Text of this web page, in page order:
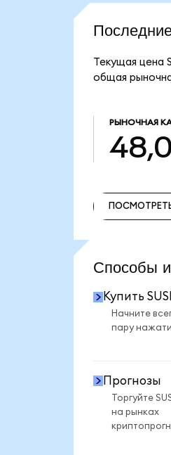
Текущая цена
общая
РЫНОЧНАЯ
Способы
Купить
Начните
пару
Прогнозы
Торгуйте
на рынках